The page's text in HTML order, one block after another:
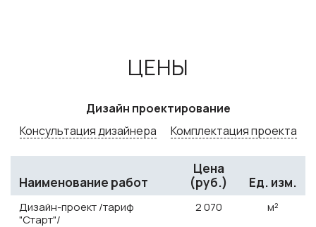
ЦЕНЫ
Дизайн проектирование
Консультация дизайнера
Комплектация проекта
Наименование работ
Цена
(руб.)
Ед. изм.
Дизайн-проект /тариф
"Старт"/
2070 м²